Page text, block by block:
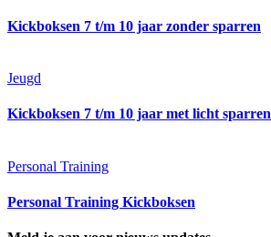
Kickboksen 7 t/m 10 jaar zonder sparren
Jeugd
Kickboksen 7 t/m 10 jaar met licht sparren
Personal Training
Personal Training Kickboksen